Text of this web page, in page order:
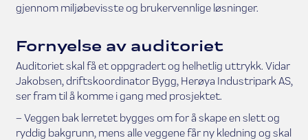
gjennom miljøbevisste og brukervennlige løsninger.
Fornyelse av auditoriet
Auditoriet skal få et oppgradert og helhetlig uttrykk. Vidar
Jakobsen, driftskoordinator Bygg, Herøya Industripark AS,
ser fram til å komme i gang med prosjektet.
– Veggen bak lerretet bygges om for å skape en slett og
ryddig bakgrunn, mens alle veggene får ny kledning og skal